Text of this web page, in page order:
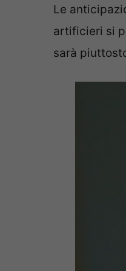
Le
artificieri si
sarà